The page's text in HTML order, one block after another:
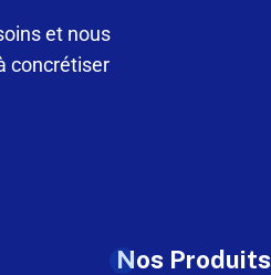
et nous
concrétiser
Nos Produits